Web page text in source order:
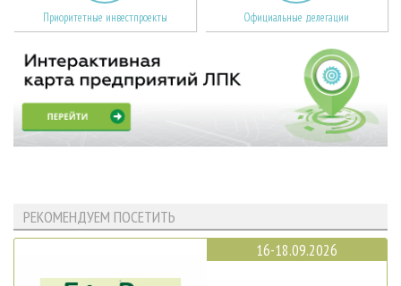
Приоритетные инвестпроекты Официальные делегации
РЕКОМЕНДУЕМ ПОСЕТИТЬ
16-18.09.2026